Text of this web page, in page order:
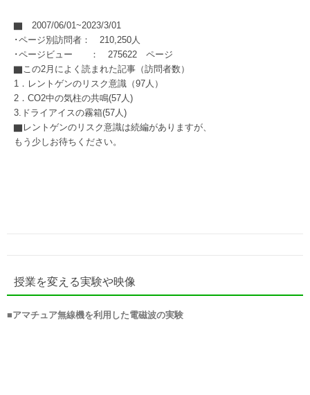
▇ 2007/06/01~2023/3/01
･ページ別訪問者： 210,250人
･ページビュー ： 275622 ページ
▇この2月によく読まれた記事（訪問者数）
1．レントゲンのリスク意識（97人）
2．CO2中の気柱の共鳴(57人)
3.ドライアイスの霧箱(57人)
▇レントゲンのリスク意識は続編がありますが、
もう少しお待ちください。
授業を変える実験や映像
■アマチュア無線機を利用した電磁波の実験